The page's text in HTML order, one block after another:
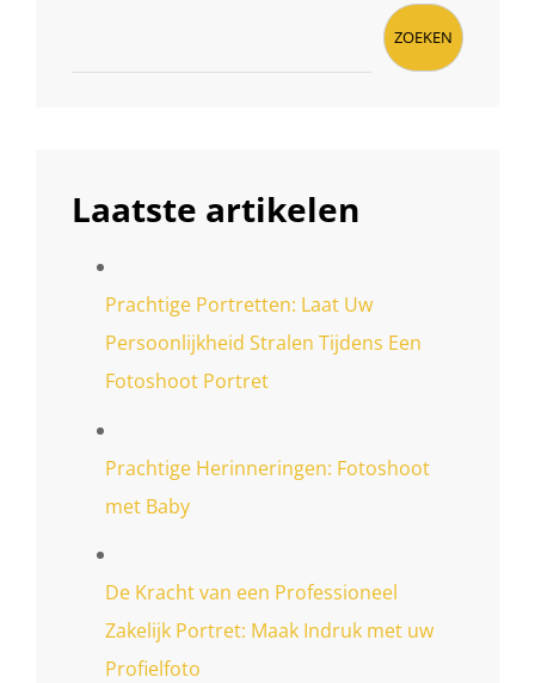
ZOEKEN
Laatste artikelen
Prachtige Portretten: Laat Uw
Persoonlijkheid Stralen Tijdens Een
Fotoshoot Portret
Prachtige Herinneringen: Fotoshoot
met Baby
De Kracht van een Professioneel
Zakelijk Portret: Maak Indruk met uw
Profielfoto